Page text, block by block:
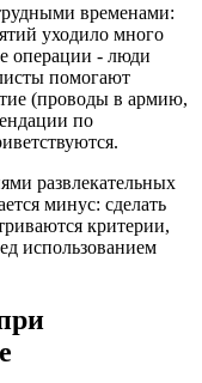
временами:
уходило много
операции - люди
помогают
(проводы в армию,
по
развлекательных
минус: сделать
критерии,
использованием